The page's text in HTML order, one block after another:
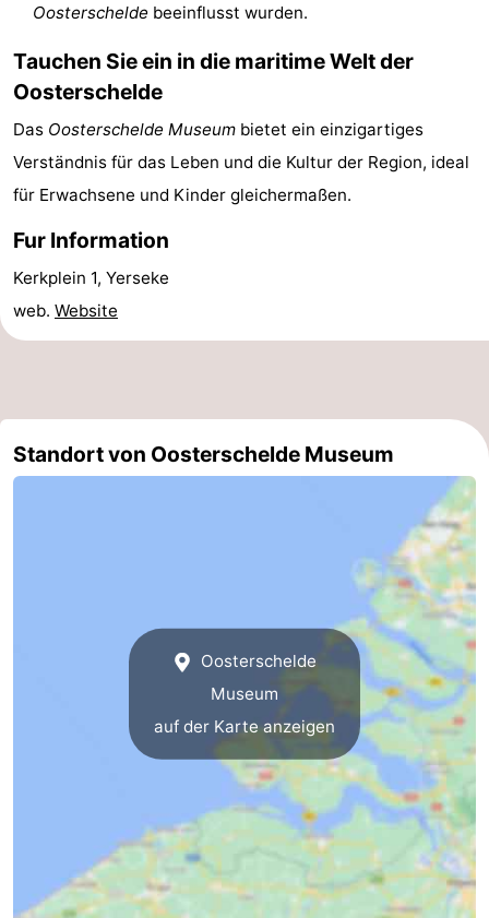
Haamstede
Frühstück)
Strand
Sehen
&
tun
-
Museen
-
Kirchen
Mühlen
-
Rundfahrten
-
Oosterschelde beeinflusst wurden.
Tauchen Sie ein in die maritime Welt der
Oosterschelde
Das Oosterschelde Museum bietet ein einzigartiges
Verständnis für das Leben und die Kultur der Region, ideal
für Erwachsene und Kinder gleichermaßen.
Fur Information
Kerkplein 1, Yerseke
web. Website
Standort von Oosterschelde Museum
Oosterschelde
Museum
auf der Karte anzeigen